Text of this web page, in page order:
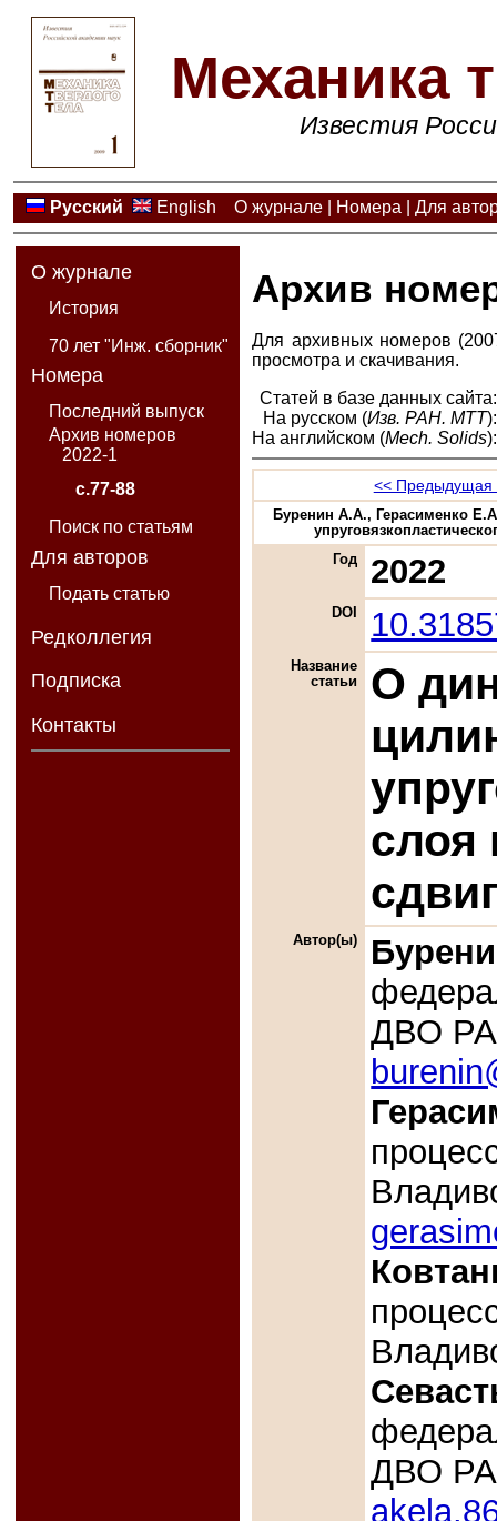
Механика
Известия
Русский English О журнале| Номера Для
О журнале
История
70 лет "Инж. сборник"
Номера
Последний выпуск
Архив номеров
2022-1
с.77-88
Поиск по статьям
Для авторов
Подать статью
Редколлегия
Подписка
Контакты
Архив
Для архивных номеров
просмотра и скачивания.
Статей в базе данных сайта:
На русском (Изв. РАН. МТТ):
На английском (Mech. Solids):
<< Предыдущая
Буренин А.А., Герасименко
Год
2022
DOI
Название
статьи
О
слоя
Автор(ы)
ДВО
ДВО